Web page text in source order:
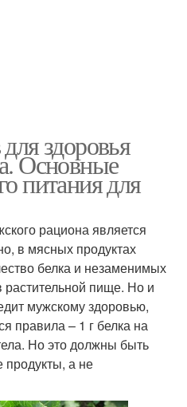
Продукты для зрения
заболеваниях
Безвредные продукты
Продукты на земле
здоровья
Основные
питания для
рациона является
в мясных продуктах
белка и незаменимых
растительной пище. Но и
мужскому здоровью,
правила – 1 г белка на
Но это должны быть
продукты, а не